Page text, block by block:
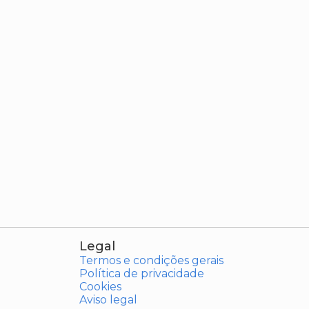
Legal
Termos e condições gerais
Política de privacidade
Cookies
Aviso legal